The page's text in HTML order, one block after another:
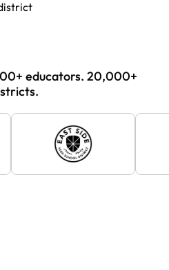
educators. 20,000+